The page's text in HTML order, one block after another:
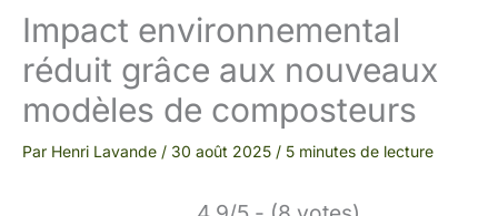
Impact environnemental
réduit grâce aux nouveaux
modèles de composteurs
Par Henri Lavande / 30 août 2025 / 5 minutes de lecture